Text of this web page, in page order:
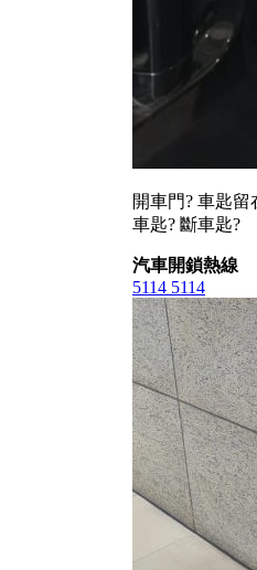
開車門? 車匙留
車匙? 斷車匙?
汽車開鎖熱線
5114 5114